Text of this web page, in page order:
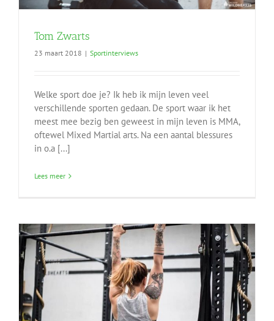
Tom Zwarts
23 maart 2018 | Sportinterviews
Welke sport doe je? Ik heb ik mijn leven veel
verschillende sporten gedaan. De sport waar ik het
meest mee bezig ben geweest in mijn leven is MMA,
oftewel Mixed Martial arts. Na een aantal blessures
in o.a [...]
Lees meer